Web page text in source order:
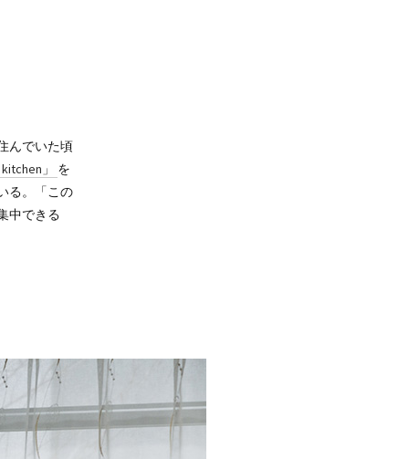
んでいた頃
」
を
る。「この
中できる